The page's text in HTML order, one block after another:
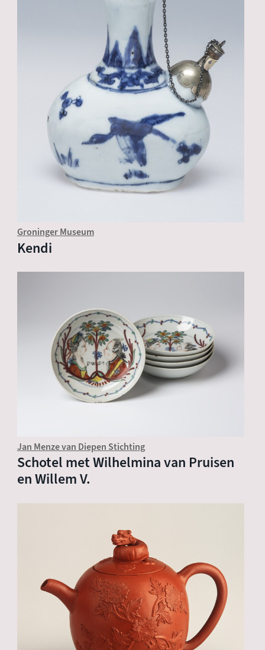
Groninger Museum
Kendi
Jan Menze van Diepen Stichting
Schotel met Wilhelmina van Pruisen
en Willem V.